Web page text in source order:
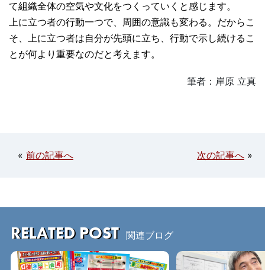
て組織全体の空気や文化をつくっていくと感じます。
上に立つ者の行動一つで、周囲の意識も変わる。だからこ
そ、上に立つ者は自分が先頭に立ち、行動で示し続けるこ
とが何より重要なのだと考えます。
筆者：岸原 立真
« 前の記事へ 次の記事へ »
RELATED POST 関連ブログ